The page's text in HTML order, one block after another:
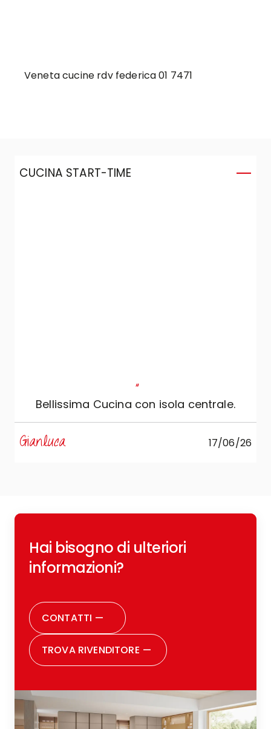
Veneta cucine rdv federica 01 7471
CUCINA START-TIME
"
Bellissima Cucina con isola centrale.
Gianluca 17/06/26
Hai bisogno di ulteriori
informazioni?
CONTATTI —
TROVA RIVENDITORE —